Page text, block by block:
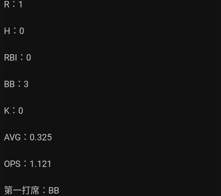
R：1
H：0
RBI：0
BB：3
K：0
AVG：0.325
OPS：1.121
第一打席：BB